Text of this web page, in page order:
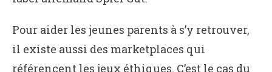
Pour aider les jeunes parents à s’y retrouver,
il existe aussi des marketplaces qui
référencent les jeux éthiques. C’est le cas du